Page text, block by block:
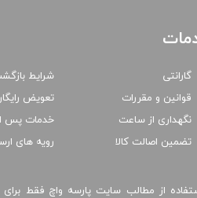
از مطالب سایت پارسه واچ فقط
گارانتی
قوانین و مقررات
نگهداری از ساعت
تضمین اصالت کالا
شرایط
تعویض
خدمات پس
رویه های